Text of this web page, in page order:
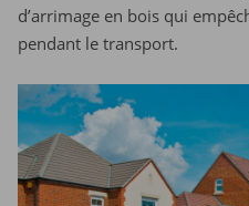
d’arrimage en bois qui
pendant le transport.